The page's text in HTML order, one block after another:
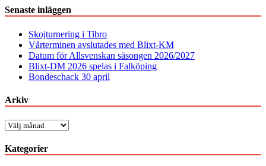
Senaste inläggen
Skojturnering i Tibro
Vårterminen avslutades med Blixt-KM
Datum för Allsvenskan säsongen 2026/2027
Blixt-DM 2026 spelas i Falköping
Bondeschack 30 april
Arkiv
Arkiv
Kategorier